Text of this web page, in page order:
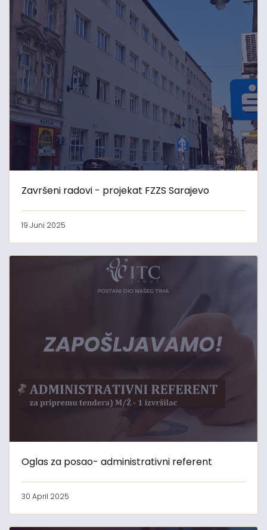
Završeni radovi - projekat FZZS Sarajevo
19 Juni 2025
Oglas za posao- administrativni referent
30 April 2025